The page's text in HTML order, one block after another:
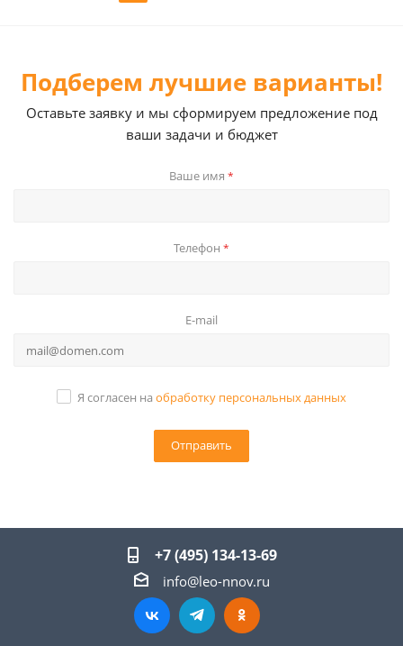
Подберем лучшие варианты!
Оставьте заявку и мы сформируем предложение под
ваши задачи и бюджет
Ваше имя *
Телефон *
E-mail
Я согласен на обработку персональных данных
+7 (495) 134-13-69
info@leo-nnov.ru